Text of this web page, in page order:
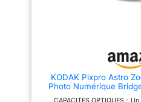
KODAK Pixpro Astro
Photo Numérique